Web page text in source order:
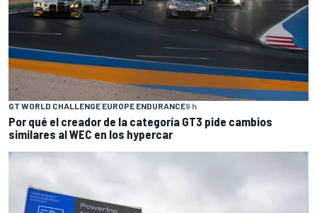
GT WORLD CHALLENGE EUROPE ENDURANCE9 h
Por qué el creador de la categoría GT3 pide cambios
similares al WEC en los hypercar